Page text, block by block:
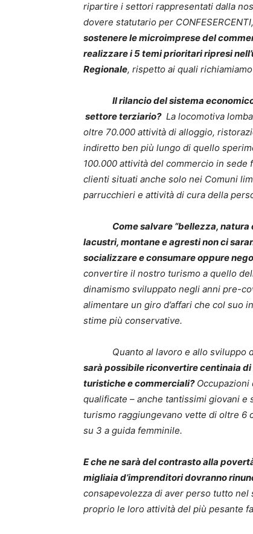
ripartire i settori rappresentati dalla
dovere statutario per
sostenere le microimprese del
realizzare i 5 temi prioritari ripresi
Regionale, rispetto ai quali
Il rilancio del sistema
settore terziario?La locomotiva
oltre 70.000 attività di alloggio,
indiretto ben più lungo di quello
100.000 attività del commercio in
clienti situati anche solo nei Comuni
parrucchieri e attività di cura della
Come salvare “bellezza,
lacustri, montane e agresti non ci
socializzare e consumare oppure
convertire il nostro turismo a quello
dinamismo sviluppato negli anni pre-
alimentare un giro d’affari che col suo
stime più conservative.
Quanto al lavoro e allo sviluppo
sarà possibile riconvertire centinaia
turistiche e commerciali?Occupazioni
qualificate – anche tantissimi giovani
turismo raggiungevano vette di oltre 6
su 3 a guida femminile.
E che ne sarà del contrasto alla
migliaia d’imprenditori dovranno
consapevolezza di aver perso tutto
proprio le loro attività del più pesante